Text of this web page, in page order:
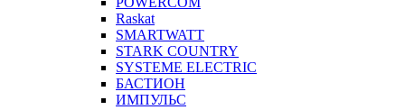
Raskat
SMARTWATT
STARK COUNTRY
SYSTEME ELECTRIC
БАСТИОН
ИМПУЛЬС